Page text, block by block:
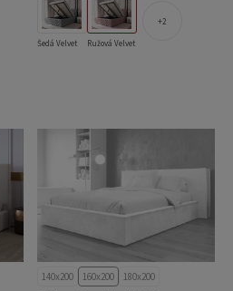
Šedá Velvet Ružová Velvet
2
140x200 160x200 180x200